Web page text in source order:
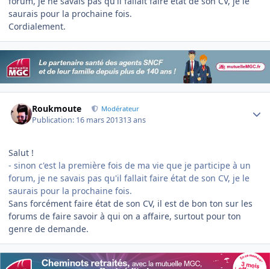
saurais pour la prochaine fois.
Cordialement.
Roukmoute Modérateur
Publication: 16 mars 201313 ans
Salut !
- sinon c'est la première fois de ma vie que je participe à un
forum, je ne savais pas qu'il fallait faire état de son CV, je le
saurais pour la prochaine fois.
Sans forcément faire état de son CV, il est de bon ton sur les
forums de faire savoir à qui on a affaire, surtout pour ton
genre de demande.